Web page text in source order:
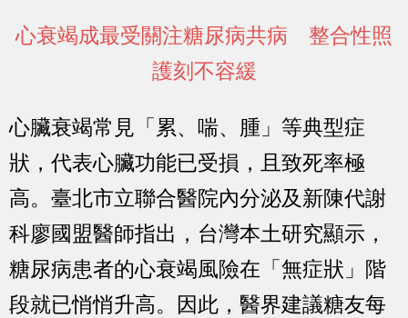
心衰竭成最受關注糖尿病共病 整合性照
護刻不容緩
心臟衰竭常見「累、喘、腫」等典型症
狀，代表心臟功能已受損，且致死率極
高。臺北市立聯合醫院內分泌及新陳代謝
科廖國盟醫師指出，台灣本土研究顯示，
糖尿病患者的心衰竭風險在 「無症狀」階
段就已悄悄升高。因此，醫界建議糖友每